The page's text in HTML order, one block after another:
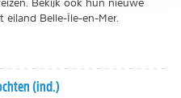
Bekijk ook hun nieuwe
Belle-Île-en-Mer.
(ind.)